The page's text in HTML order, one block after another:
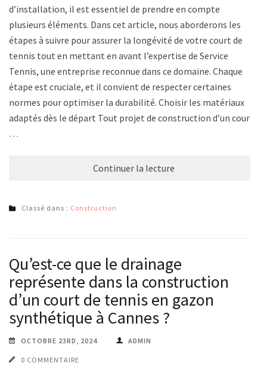
d’installation, il est essentiel de prendre en compte
plusieurs éléments. Dans cet article, nous aborderons les
étapes à suivre pour assurer la longévité de votre court de
tennis tout en mettant en avant l’expertise de Service
Tennis, une entreprise reconnue dans ce domaine. Chaque
étape est cruciale, et il convient de respecter certaines
normes pour optimiser la durabilité. Choisir les matériaux
adaptés dès le départ Tout projet de construction d’un court
…
Continuer la lecture
Classé dans : Construction
Qu’est-ce que le drainage
représente dans la construction
d’un court de tennis en gazon
synthétique à Cannes ?
OCTOBRE 23RD, 2024 ADMIN
0 COMMENTAIRE